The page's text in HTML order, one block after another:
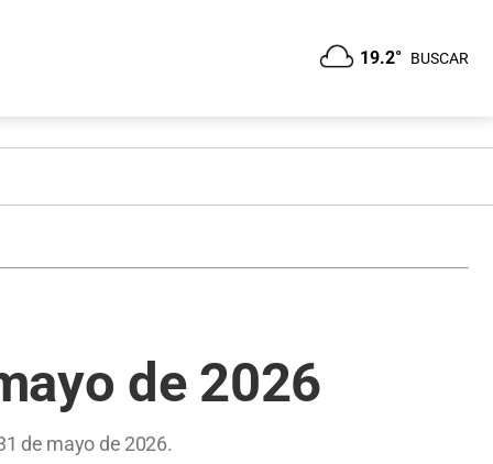
19.2° BUSCAR
de 2026
de mayo de 2026.